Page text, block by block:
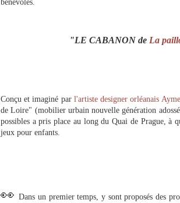
bénévoles.
"LE CABANON de La
Conçu et imaginé par l'artiste designer orléanais
de Loire" (mobilier urbain nouvelle génération
possibles a pris place au long du Quai de Prague, à
jeux pour enfants.
👀Dans un premier temps, y sont proposés des